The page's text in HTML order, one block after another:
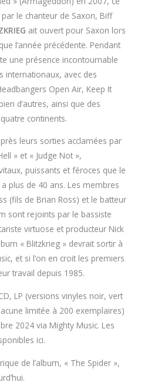
le chanteur de Saxon, Biff
ait ouvert pour Saxon lors
l’année précédente. Pendant
une présence incontournable
internationaux, avec des
Open Air, Keep It
d’autres, ainsi que des
continents.
leurs sorties acclamées par
» et « Judge Not »,
puissants et féroces que le
plus de 40 ans. Les membres
(fils de Brian Ross) et le batteur
sont rejoints par le bassiste
virtuose et producteur Nick
« Blitzkrieg » devrait sortir à
et si l’on en croit les premiers
travail depuis 1985.
LP (versions vinyles noir, vert
limitée à 200 exemplaires)
2024 via Mighty Music. Les
ici.
de l’album, « The Spider »,